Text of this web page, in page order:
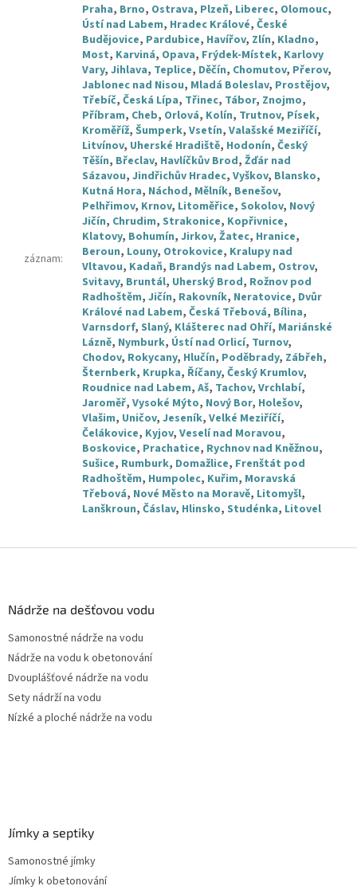
záznam:
Praha, Brno, Ostrava, Plzeň, Liberec, Olomouc,
Ústí nad Labem, Hradec Králové, České
Budějovice, Pardubice, Havířov, Zlín, Kladno,
Most, Karviná, Opava, Frýdek-Místek, Karlovy
Vary, Jihlava, Teplice, Děčín, Chomutov, Přerov,
Jablonec nad Nisou, Mladá Boleslav, Prostějov,
Třebíč, Česká Lípa, Třinec, Tábor, Znojmo,
Příbram, Cheb, Orlová, Kolín, Trutnov, Písek,
Kroměříž, Šumperk, Vsetín, Valašské Meziříčí,
Litvínov, Uherské Hradiště, Hodonín, Český
Těšín, Břeclav, Havlíčkův Brod, Žďár nad
Sázavou, Jindřichův Hradec, Vyškov, Blansko,
Kutná Hora, Náchod, Mělník, Benešov,
Pelhřimov, Krnov, Litoměřice, Sokolov, Nový
Jičín, Chrudim, Strakonice, Kopřivnice,
Klatovy, Bohumín, Jirkov, Žatec, Hranice,
Beroun, Louny, Otrokovice, Kralupy nad
Vltavou, Kadaň, Brandýs nad Labem, Ostrov,
Svitavy, Bruntál, Uherský Brod, Rožnov pod
Radhoštěm, Jičín, Rakovník, Neratovice, Dvůr
Králové nad Labem, Česká Třebová, Bílina,
Varnsdorf, Slaný, Klášterec nad Ohří, Mariánské
Lázně, Nymburk, Ústí nad Orlicí, Turnov,
Chodov, Rokycany, Hlučín, Poděbrady, Zábřeh,
Šternberk, Krupka, Říčany, Český Krumlov,
Roudnice nad Labem, Aš, Tachov, Vrchlabí,
Jaroměř, Vysoké Mýto, Nový Bor, Holešov,
Vlašim, Uničov, Jeseník, Velké Meziříčí,
Čelákovice, Kyjov, Veselí nad Moravou,
Boskovice, Prachatice, Rychnov nad Kněžnou,
Sušice, Rumburk, Domažlice, Frenštát pod
Radhoštěm, Humpolec, Kuřim, Moravská
Třebová, Nové Město na Moravě, Litomyšl,
Lanškroun, Čáslav, Hlinsko, Studénka, Litovel
Nádrže na dešťovou vodu
Samonostné nádrže na vodu
Nádrže na vodu k obetonování
Dvouplášťové nádrže na vodu
Sety nádrží na vodu
Nízké a ploché nádrže na vodu
Jímky a septiky
Samonostné jímky
Jímky k obetonování